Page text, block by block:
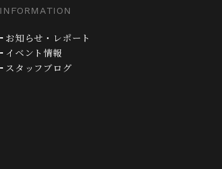
INFORMATION
お知らせ・レポート
イベント情報
スタッフブログ